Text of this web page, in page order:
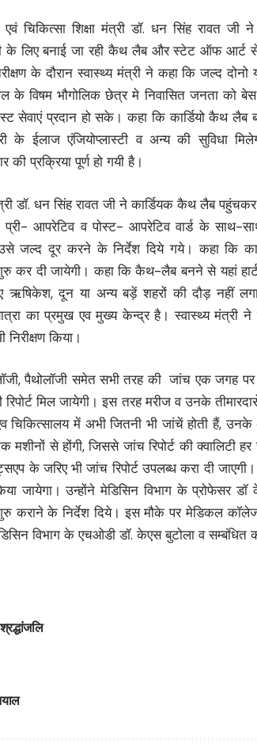
चिकित्सा शिक्षा मंत्री डॉ. धन सिंह रावत जी
के लिए बनाई जा रही कैथ लैब और स्टेट ऑफ आर्ट
के दौरान स्वास्थ्य मंत्री ने कहा कि जल्द
के विषम भौगोलिक छेत्र मे निवासित जनता को
प्रदान हो सके। कहा कि कार्डियो कैथ लैब
के ईलाज एंजियोप्लास्टी व अन्य की सुविधा
की प्रक्रिया पूर्ण हो गयी है।
डॉ. धन सिंह रावत जी ने कार्डियक कैथ लैब
आपरेटिव व पोस्ट- आपरेटिव वार्ड के साथ-
जल्द दूर करने के निर्देश दिये गये। कहा कि
कर दी जायेगी। कहा कि कैथ-लैब बनने से यहां
दून या अन्य बड़ें शहरों की दौड़ नहीं
का प्रमुख एव मुख्य केन्द्र है। स्वास्थ्य
किया।
पैथोलॉजी समेत सभी तरह की जांच एक जगह
मिल जायेगी। इस तरह मरीज व उनके
में अभी जितनी भी जांचें होती हैं, उनके
से होंगी, जिससे जांच रिपोर्ट की क्वालिटी
के जरिए भी जांच रिपोर्ट उपलब्ध करा दी
जायेगा। उन्होंने मेडिसिन विभाग के प्रोफेसर डॉ
कराने के निर्देश दिये। इस मौके पर मेडिकल कॉलेज
विभाग के एचओडी डॉ. केएस बुटोला व सम्बंधित